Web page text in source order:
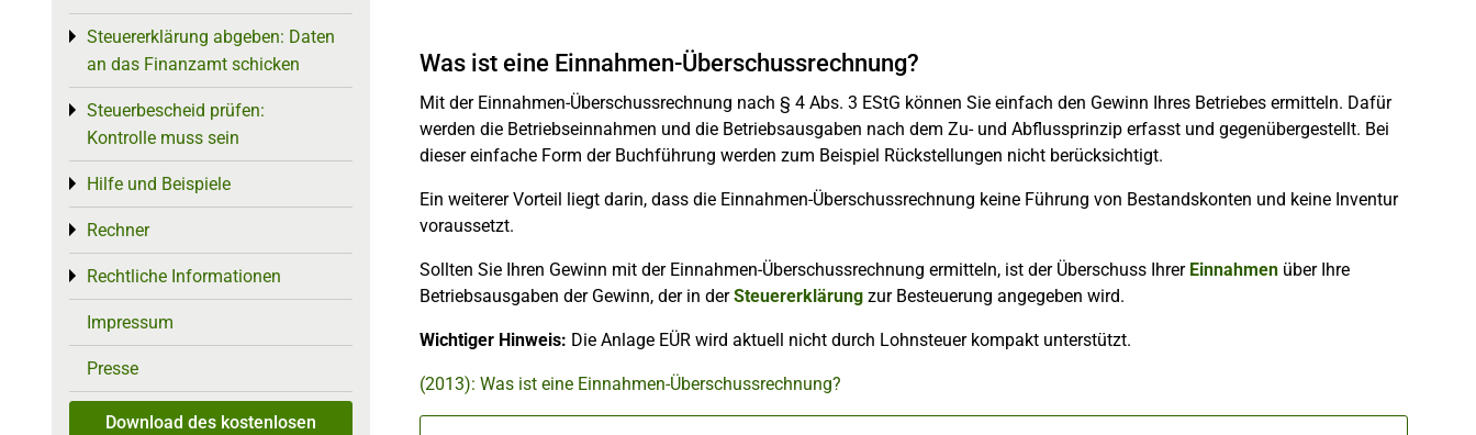
Was ist eine Einnahmen-Überschussrechnung?
Mit der Einnahmen-Überschussrechnung nach § 4 Abs. 3 EStG können Sie einfach den Gewinn Ihres Betriebes ermitteln. Dafür
werden die Betriebseinnahmen und die Betriebsausgaben nach dem Zu- und Abflussprinzip erfasst und gegenübergestellt. Bei
dieser einfache Form der Buchführung werden zum Beispiel Rückstellungen nicht berücksichtigt.
Ein weiterer Vorteil liegt darin, dass die Einnahmen-Überschussrechnung keine Führung von Bestandskonten und keine Inventur
voraussetzt.
Sollten Sie Ihren Gewinn mit der Einnahmen-Überschussrechnung ermitteln, ist der Überschuss Ihrer Einnahmen über Ihre
Betriebsausgaben der Gewinn, der in derSteuererklärung zur Besteuerung angegeben wird.
Wichtiger Hinweis: Die Anlage EÜR wird aktuell nicht durch Lohnsteuer kompakt unterstützt.
(2013): Was ist eine Einnahmen-Überschussrechnung?
Steuererklärung abgeben: Daten
an das Finanzamt schicken
Toggle menu
Steuerbescheid prüfen:
Kontrolle muss sein
Toggle menu
Hilfe und Beispiele
Toggle menu
Rechner
Toggle menu
Rechtliche Informationen
Toggle menu
Impressum
Presse
Download des kostenlosen